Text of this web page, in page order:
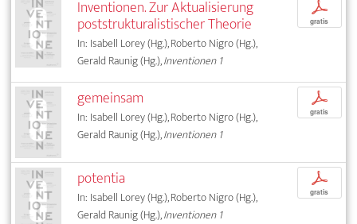
Inventionen. Zur Aktualisierung
poststrukturalistischer Theorie
In: Isabell Lorey (Hg.), Roberto Nigro (Hg.),
Gerald Raunig (Hg.),Inventionen 1
p
gratis
gemeinsam
In: Isabell Lorey (Hg.), Roberto Nigro (Hg.),
Gerald Raunig (Hg.),Inventionen 1
p
gratis
potentia
In: Isabell Lorey (Hg.), Roberto Nigro (Hg.),
Gerald Raunig (Hg.),Inventionen 1
p
gratis